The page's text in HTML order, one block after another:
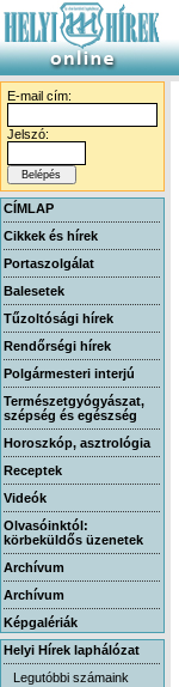
E-mail cím:
Jelszó:
CÍMLAP
Cikkek és hírek
Portaszolgálat
Balesetek
Tűzoltósági hírek
Rendőrségi hírek
Polgármesteri interjú
Természetgyógyászat,
szépség és egészség
Horoszkóp, asztrológia
Receptek
Videók
Olvasóinktól:
körbeküldős üzenetek
Archívum
Archívum
Képgalériák
Helyi Hírek laphálózat
Legutóbbi számaink